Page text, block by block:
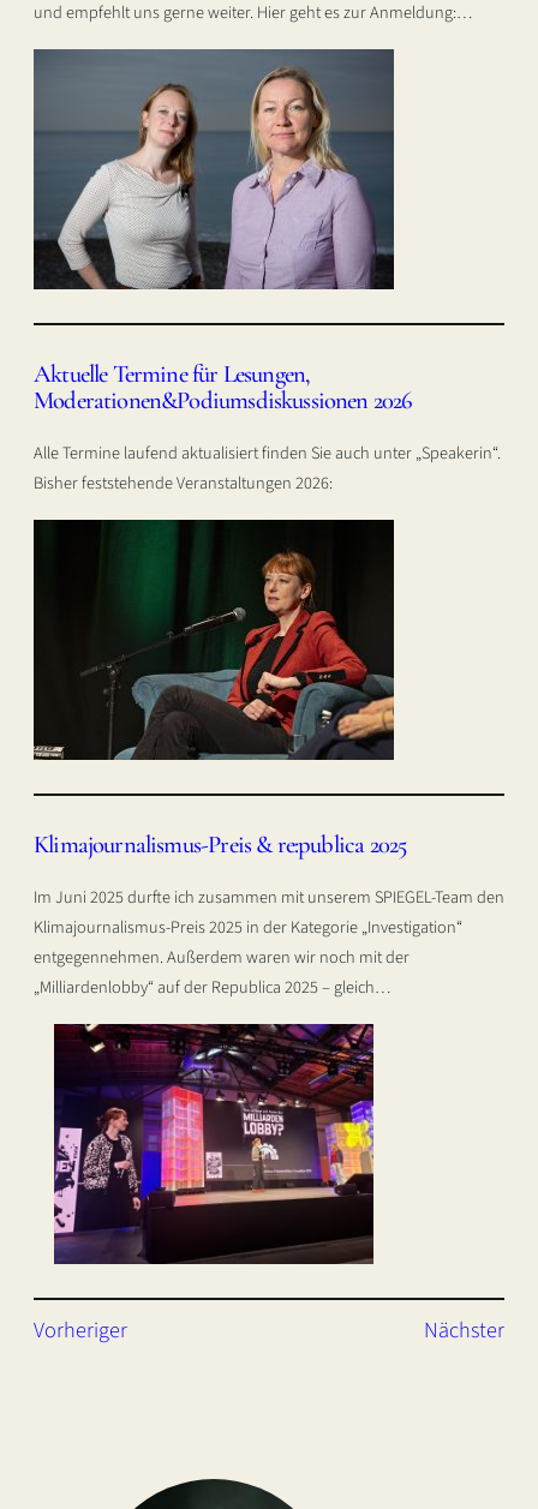
und empfehlt uns gerne weiter. Hier geht es zur Anmeldung:…
Aktuelle Termine für Lesungen,
Moderationen&Podiumsdiskussionen 2026
Alle Termine laufend aktualisiert finden Sie auch unter „Speakerin“.
Bisher feststehende Veranstaltungen 2026:
Klimajournalismus-Preis & re:publica 2025
Im Juni 2025 durfte ich zusammen mit unserem SPIEGEL-Team den
Klimajournalismus-Preis 2025 in der Kategorie „Investigation“
entgegennehmen. Außerdem waren wir noch mit der
„Milliardenlobby“ auf der Republica 2025 – gleich…
Vorheriger Nächster